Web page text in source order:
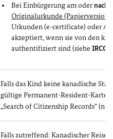
Bei Einbürgerung am odernach
Originalurkunde (Papierversion)
Urkunden (e-certificate) oder
akzeptiert, wenn sie von den
authentifiziert sind (siehe IRCC
Falls das Kind keine kanadische
gültige Permanent-Resident-Karte
„Search of Citizenship Records“
Falls zutreffend: Kanadischer